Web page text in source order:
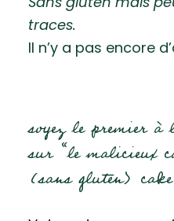
Sans gluten mais
traces.
Il n’y a pas encore
soyez le premier à
sur “le malicieux
(sans gluten)